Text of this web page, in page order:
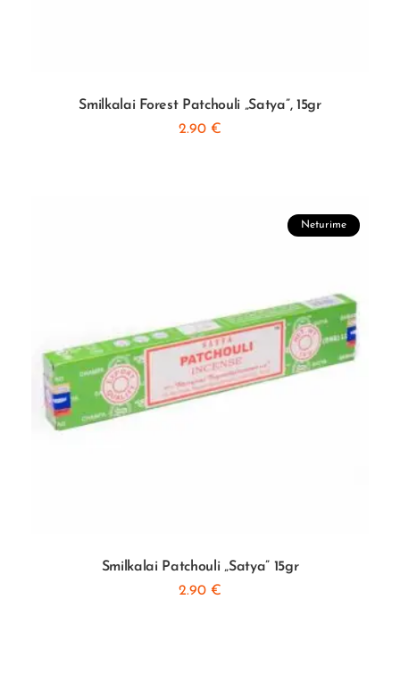
Smilkalai Forest Patchouli „Satya”, 15gr
2.90 €
Neturime
Smilkalai Patchouli „Satya” 15gr
2.90 €